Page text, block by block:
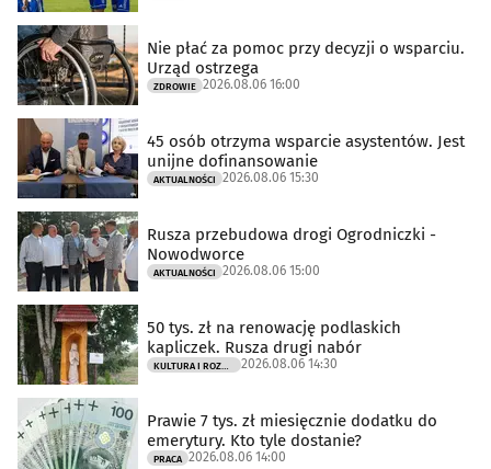
Nie płać za pomoc przy decyzji o wsparciu.
Urząd ostrzega
ZDROWIE 2026.08.06 16:00
45 osób otrzyma wsparcie asystentów. Jest
unijne dofinansowanie
AKTUALNOŚCI 2026.08.06 15:30
Rusza przebudowa drogi Ogrodniczki -
Nowodworce
AKTUALNOŚCI 2026.08.06 15:00
50 tys. zł na renowację podlaskich
kapliczek. Rusza drugi nabór
2026.08.06 14:30
Prawie 7 tys. zł miesięcznie dodatku do
emerytury. Kto tyle dostanie?
PRACA 2026.08.06 14:00